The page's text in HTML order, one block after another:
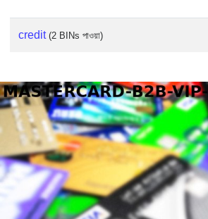
credit (2 BINs পাওয়া)